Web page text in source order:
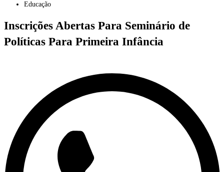
Educação
Inscrições Abertas Para Seminário de
Políticas Para Primeira Infância